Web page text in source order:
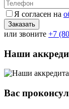
Я согласен на
или звоните +7
Наши
Вас